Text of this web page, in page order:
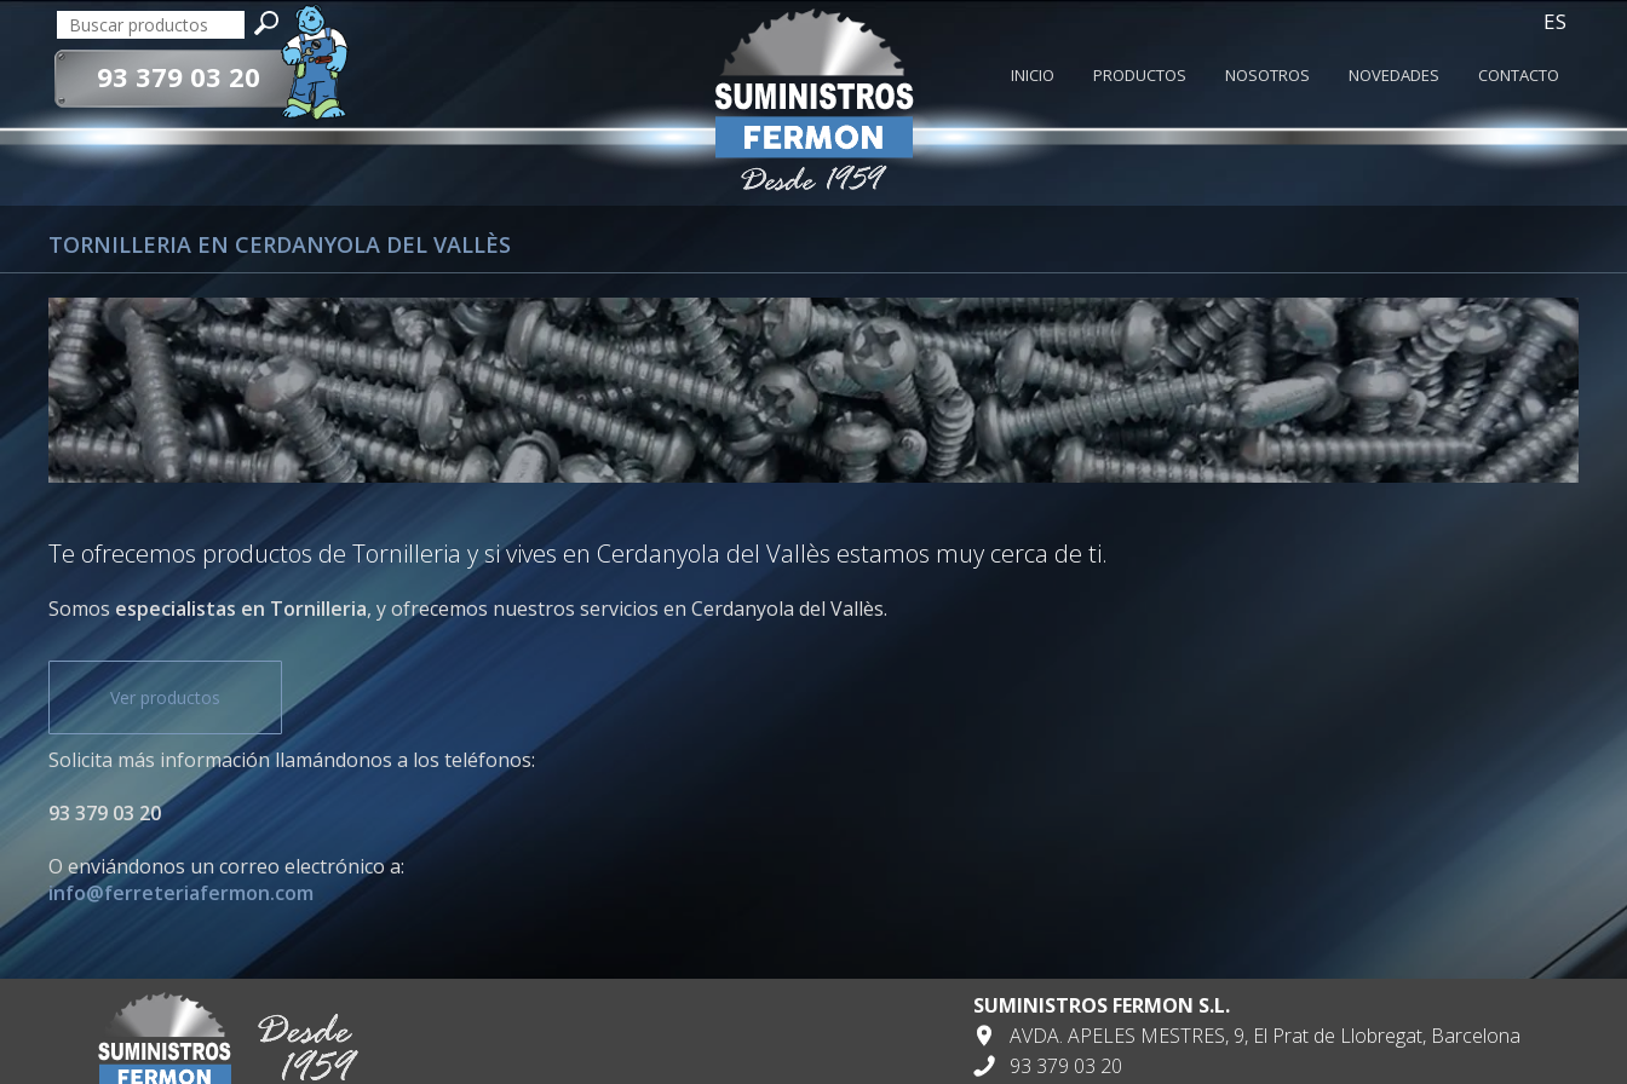
ES
93 379 03 20 INICIO PRODUCTOS NOSOTROS NOVEDADES CONTACTO
TORNILLERIA EN CERDANYOLA DEL VALLÈS
Te ofrecemos productos de Tornilleria y si vives en Cerdanyola del Vallès estamos muy cerca de ti.
Somos especialistas en Tornilleria, y ofrecemos nuestros servicios en Cerdanyola del Vallès.
Ver productos
Solicita más información llamándonos a los teléfonos:
93 379 03 20
O enviándonos un correo electrónico a:
info@ferreteriafermon.com
SUMINISTROS FERMON S.L.
AVDA. APELES MESTRES, 9, El Prat de Llobregat, Barcelona
93 379 03 20